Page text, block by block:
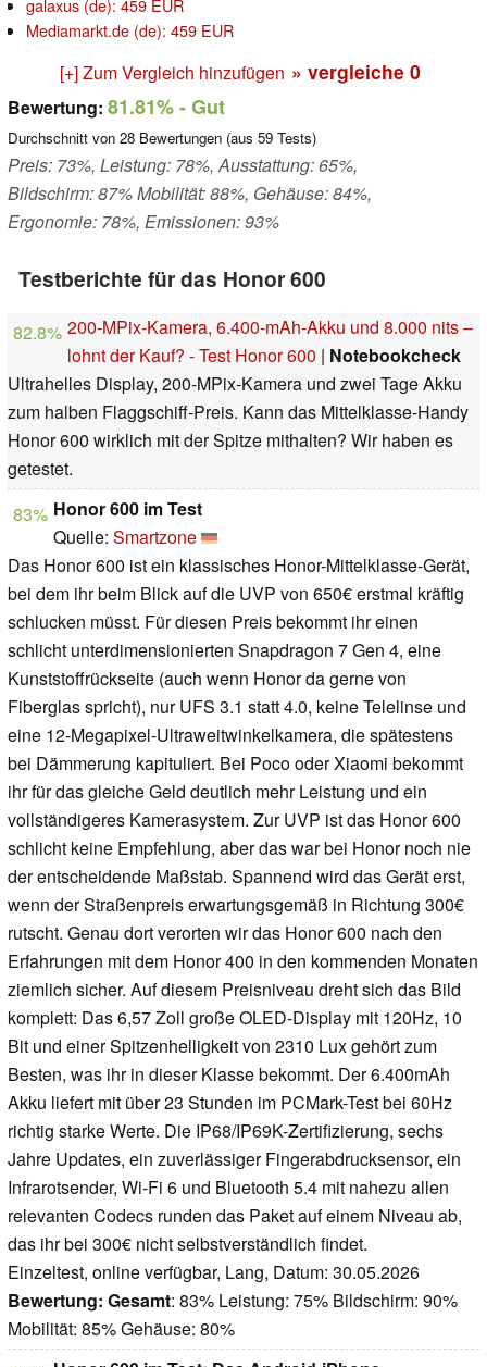
galaxus (de): 459 EUR
Mediamarkt.de (de): 459 EUR
[+] Zum Vergleich hinzufügen » vergleiche 0
Bewertung: 81.81%- Gut
Durchschnitt von 28 Bewertungen (aus 59 Tests)
Preis: 73%, Leistung: 78%, Ausstattung: 65%,
Bildschirm: 87% Mobilität: 88%, Gehäuse: 84%,
Ergonomie: 78%, Emissionen: 93%
Testberichte für das Honor 600
82.8% 200-MPix-Kamera, 6.400-mAh-Akku und 8.000 nits –
lohnt der Kauf? - Test Honor 600 | Notebookcheck
Ultrahelles Display, 200-MPix-Kamera und zwei Tage Akku
zum halben Flaggschiff-Preis. Kann das Mittelklasse-Handy
Honor 600 wirklich mit der Spitze mithalten? Wir haben es
getestet.
83% Honor 600 im Test
Quelle: Smartzone
Das Honor 600 ist ein klassisches Honor-Mittelklasse-Gerät,
bei dem ihr beim Blick auf die UVP von 650€ erstmal kräftig
schlucken müsst. Für diesen Preis bekommt ihr einen
schlicht unterdimensionierten Snapdragon 7 Gen 4, eine
Kunststoffrückseite (auch wenn Honor da gerne von
Fiberglas spricht), nur UFS 3.1 statt 4.0, keine Telelinse und
eine 12-Megapixel-Ultraweitwinkelkamera, die spätestens
bei Dämmerung kapituliert. Bei Poco oder Xiaomi bekommt
ihr für das gleiche Geld deutlich mehr Leistung und ein
vollständigeres Kamerasystem. Zur UVP ist das Honor 600
schlicht keine Empfehlung, aber das war bei Honor noch nie
der entscheidende Maßstab. Spannend wird das Gerät erst,
wenn der Straßenpreis erwartungsgemäß in Richtung 300€
rutscht. Genau dort verorten wir das Honor 600 nach den
Erfahrungen mit dem Honor 400 in den kommenden Monaten
ziemlich sicher. Auf diesem Preisniveau dreht sich das Bild
komplett: Das 6,57 Zoll große OLED-Display mit 120Hz, 10
Bit und einer Spitzenhelligkeit von 2310 Lux gehört zum
Besten, was ihr in dieser Klasse bekommt. Der 6.400mAh
Akku liefert mit über 23 Stunden im PCMark-Test bei 60Hz
richtig starke Werte. Die IP68/IP69K-Zertifizierung, sechs
Jahre Updates, ein zuverlässiger Fingerabdrucksensor, ein
Infrarotsender, Wi-Fi 6 und Bluetooth 5.4 mit nahezu allen
relevanten Codecs runden das Paket auf einem Niveau ab,
das ihr bei 300€ nicht selbstverständlich findet.
Einzeltest, online verfügbar, Lang, Datum: 30.05.2026
Bewertung: Gesamt: 83% Leistung: 75% Bildschirm: 90%
Mobilität: 85% Gehäuse: 80%